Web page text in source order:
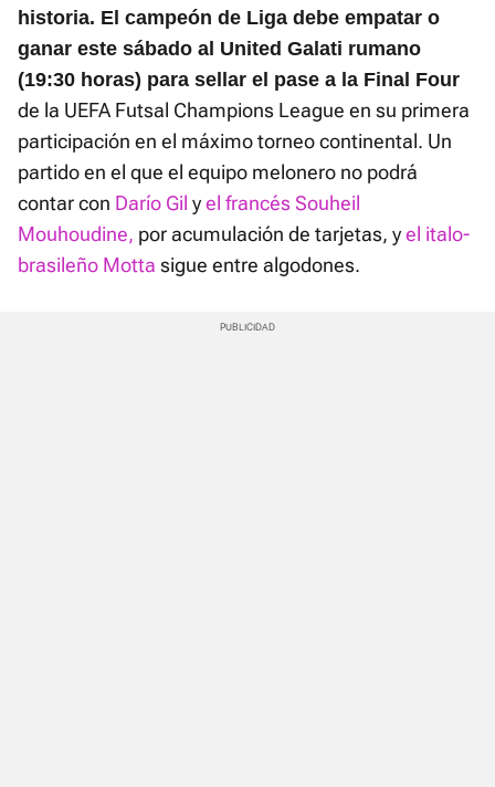
historia. El campeón de Liga debe empatar o
ganar este sábado al United Galati rumano
(19:30 horas) para sellar el pase a la Final Four
de la UEFA Futsal Champions League en su primera
participación en el máximo torneo continental. Un
partido en el que el equipo melonero no podrá
contar con Darío Gil yel francés Souheil
Mouhoudine, por acumulación de tarjetas, yel italo-
brasileño Motta sigue entre algodones.